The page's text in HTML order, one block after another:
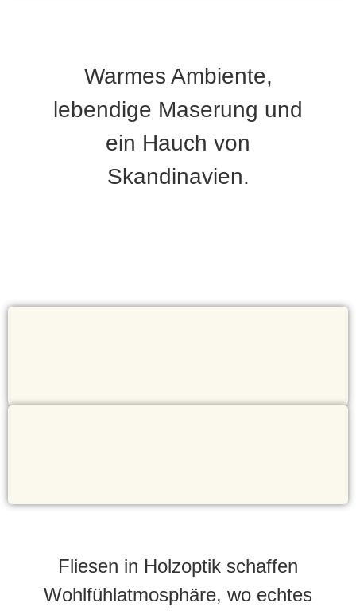
Warmes Ambiente,
lebendige Maserung und
ein Hauch von
Skandinavien.
Fliesen in Holzoptik schaffen
Wohlfühlatmosphäre, wo echtes